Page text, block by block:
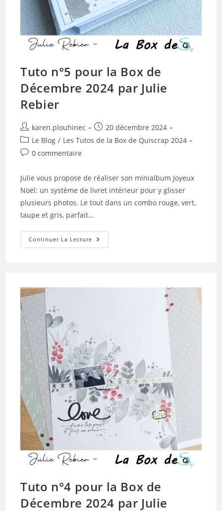
Tuto n°5 pour la Box de
Décembre 2024 par Julie
Rebier
Auteur/autrice
de
la
publication :
karen.plouhinec
Publication
publiée :
20 décembre 2024
Post
category:
Le Blog / Les Tutos de la Box de Quiscrap 2024
Commentaires
la
publication :
0 commentaire
Julie vous propose de réaliser son minialbum Joyeux
Noël: un système de livret intérieur pour y glisser
plusieurs photos. Le tout dans un combo rouge, vert,
taupe et gris, parfait…
Continuer La Lecture Tuto
N°5
2024
Tuto n°4 pour la Box de
Décembre 2024 par Julie